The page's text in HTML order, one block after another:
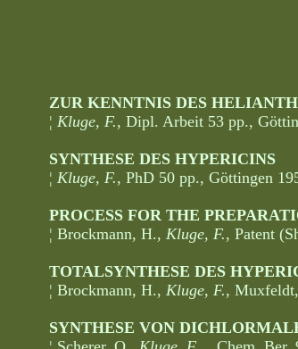
ZUR KENNTNIS DES
¦ Kluge, F., Dipl. Arbeit 53 pp.,
SYNTHESE DES HYPERICINS
¦ Kluge, F., PhD 50 pp., Göttingen
PROCESS FOR THE
¦ Brockmann, H., Kluge, F., Patent
TOTALSYNTHESE DES
¦ Brockmann, H., Kluge, F.,
SYNTHESE VON